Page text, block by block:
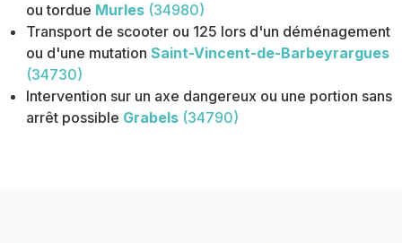
ou tordue Murles (34980)
Transport de scooter ou 125 lors d'un déménagement
ou d'une mutation Saint-Vincent-de-Barbeyrargues
(34730)
Intervention sur un axe dangereux ou une portion sans
arrêt possible Grabels (34790)